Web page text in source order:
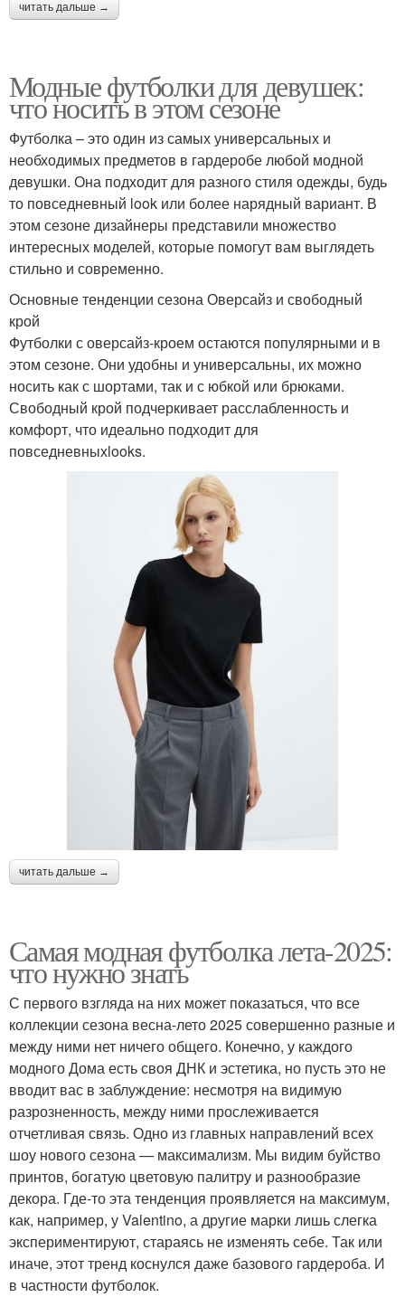
читать дальше →
Модные футболки для девушек:
что носить в этом сезоне
Футболка – это один из самых универсальных и
необходимых предметов в гардеробе любой модной
девушки. Она подходит для разного стиля одежды, будь
то повседневный look или более нарядный вариант. В
этом сезоне дизайнеры представили множество
интересных моделей, которые помогут вам выглядеть
стильно и современно.
Основные тенденции сезона Оверсайз и свободный
крой
Футболки с оверсайз-кроем остаются популярными и в
этом сезоне. Они удобны и универсальны, их можно
носить как с шортами, так и с юбкой или брюками.
Свободный крой подчеркивает расслабленность и
комфорт, что идеально подходит для
повседневныхlooks.
читать дальше →
Самая модная футболка лета-2025:
что нужно знать
С первого взгляда на них может показаться, что все
коллекции сезона весна-лето 2025 совершенно разные и
между ними нет ничего общего. Конечно, у каждого
модного Дома есть своя ДНК и эстетика, но пусть это не
вводит вас в заблуждение: несмотря на видимую
разрозненность, между ними прослеживается
отчетливая связь. Одно из главных направлений всех
шоу нового сезона — максимализм. Мы видим буйство
принтов, богатую цветовую палитру и разнообразие
декора. Где-то эта тенденция проявляется на максимум,
как, например, у Valentino, а другие марки лишь слегка
экспериментируют, стараясь не изменять себе. Так или
иначе, этот тренд коснулся даже базового гардероба. И
в частности футболок.